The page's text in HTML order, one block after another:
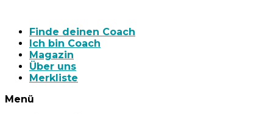
Finde deinen Coach
Ich bin Coach
Magazin
Über uns
Merkliste
Menü